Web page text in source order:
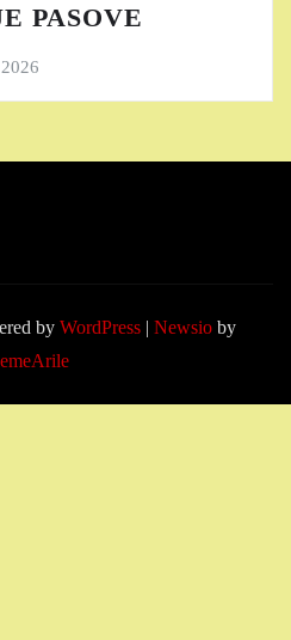
PASOVE
by WordPress | Newsioby